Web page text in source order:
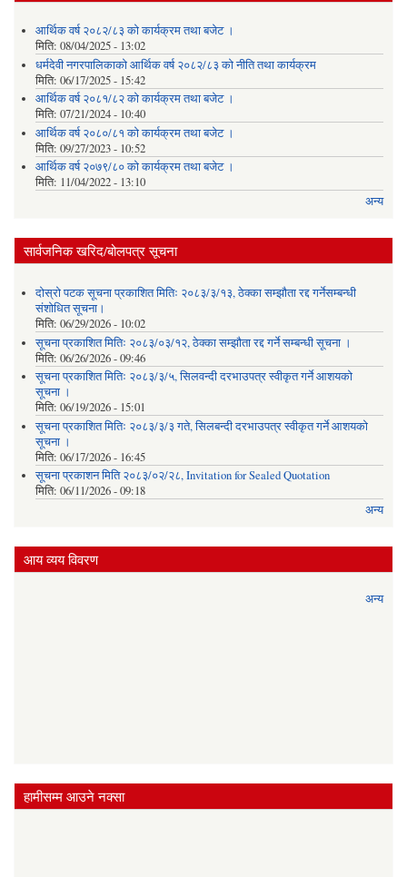
आर्थिक वर्ष २०८२/८३ को कार्यक्रम तथा बजेट ।
मिति: 08/04/2025 - 13:02
धर्मदेवी नगरपालिकाको आर्थिक वर्ष २०८२/८३ को नीति तथा कार्यक्रम
मिति: 06/17/2025 - 15:42
आर्थिक वर्ष २०८१/८२ को कार्यक्रम तथा बजेट ।
मिति: 07/21/2024 - 10:40
आर्थिक वर्ष २०८०/८१ को कार्यक्रम तथा बजेट ।
मिति: 09/27/2023 - 10:52
आर्थिक वर्ष २०७९/८० को कार्यक्रम तथा बजेट ।
मिति: 11/04/2022 - 13:10
अन्य
सार्वजनिक खरिद/बोलपत्र सूचना
दोस्रो पटक सूचना प्रकाशित मितिः २०८३/३/१३, ठेक्का सम्झौता रद्द गर्नेसम्बन्धी
संशोधित सूचना।
मिति: 06/29/2026 - 10:02
सूचना प्रकाशित मितिः २०८३/०३/१२, ठेक्का सम्झौता रद्द गर्ने सम्बन्धी सूचना ।
मिति: 06/26/2026 - 09:46
सूचना प्रकाशित मितिः २०८३/३/५, सिलवन्दी दरभाउपत्र स्वीकृत गर्ने आशयको
सूचना ।
मिति: 06/19/2026 - 15:01
सूचना प्रकाशित मितिः २०८३/३/३ गते, सिलबन्दी दरभाउपत्र स्वीकृत गर्ने आशयको
सूचना ।
मिति: 06/17/2026 - 16:45
सूचना प्रकाशन मिति २०८३/०२/२८, Invitation for Sealed Quotation
मिति: 06/11/2026 - 09:18
अन्य
आय व्यय विवरण
अन्य
हामीसम्म आउने नक्सा